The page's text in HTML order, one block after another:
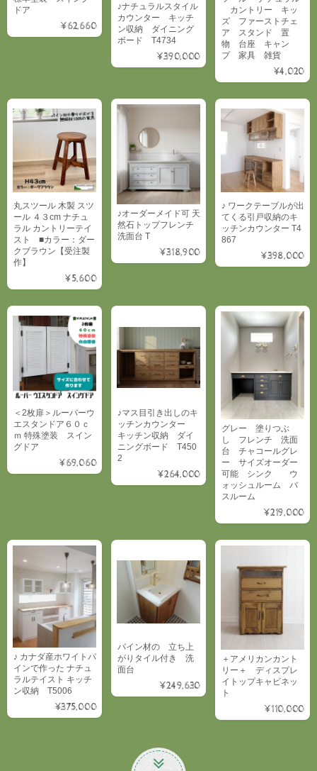
ドア
¥62,660
♪ナチュラルスタイル
カウンター キッチ
ン収納 ダイニング
ボード T4734
¥390,000
カントリー キッ
ズ ファーストチェ
ア スタンド 置
物 台座 キャン
プ 家具 雑貨
¥4,020
丸スツール 木製 スツ
ール ４３cm ナチュ
ラル カントリーテイ
スト ■カラー：ダー
クブラウン【受注製
作】
¥5,600
♪オーダーメイド可 天
然石トップフレンチ
洗面台 T
¥318,900
♪ ワークテーブルが出
てくる引戸収納のキ
ッチンカウンター T4
867
¥398,000
＜2枚扉＞ルーバーウ
エスタンドア６０ｃ
ｍ 特殊塗装 スイン
グドア
¥69,060
♪マス目引き出しのキ
ッチンカウンター
キッチン収納 ダイ
ニングボード T450
2
¥264,000
グレー 塗りつぶ
し フレンチ 洗面
台 チャコールグレ
ー サイズオーダー
可能 シンク ウ
ォッシュルーム バ
スルーム
¥219,000
♪ カナダ産ホワイトパ
インで作った ナチュ
ラルテイスト キッチ
ン収納 T5006
¥375,000
パイン材の 立ち上
がりタイル付き 洗
面台
¥249,630
＋アメリカンカント
リー＋ ディスプレ
イトップキャビネッ
ト
¥110,000